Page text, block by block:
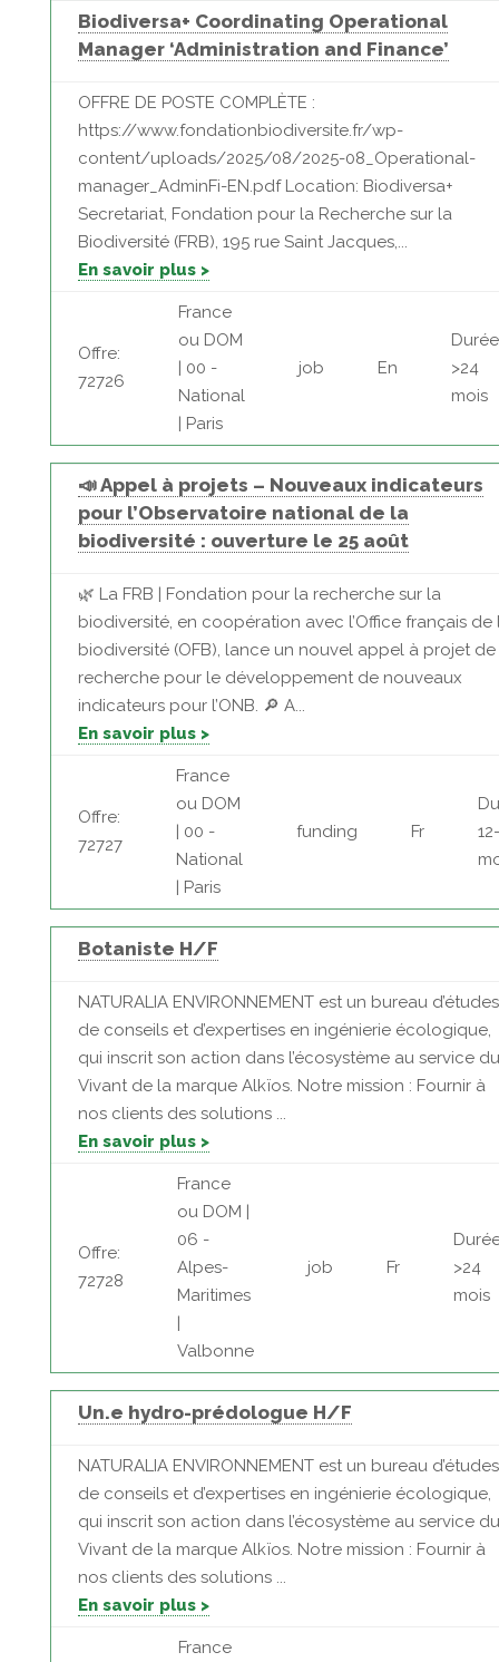
Biodiversa+ Coordinating Operational
Manager ‘Administration and Finance’
OFFRE DE POSTE COMPLÈTE :
https://www.fondationbiodiversite.fr/wp-
content/uploads/2025/08/2025-08_Operational-
manager_AdminFi-EN.pdf Location: Biodiversa+
Secretariat, Fondation pour la Recherche sur la
Biodiversité (FRB), 195 rue Saint Jacques,...
En savoir plus >
Offre:
72726
France
ou DOM
| 00 -
National
| Paris
job En
>24
mois
📣 Appel à projets – Nouveaux indicateurs
pour l’Observatoire national de la
biodiversité : ouverture le 25 août
🌿 La FRB | Fondation pour la recherche sur la
biodiversité, en coopération avec l’Office français de
biodiversité (OFB), lance un nouvel appel à projet de
recherche pour le développement de nouveaux
indicateurs pour l’ONB. 🔎 A...
En savoir plus >
Offre:
72727
France
ou DOM
| 00 -
National
| Paris
funding Fr
Botaniste H/F
NATURALIA ENVIRONNEMENT est un bureau
de conseils et d’expertises en ingénierie écologique,
qui inscrit son action dans l’écosystème au service du
Vivant de la marque Alkïos. Notre mission : Fournir à
nos clients des solutions ...
En savoir plus >
Offre:
72728
France
ou DOM |
06 -
Alpes-
Maritimes
|
Valbonne
job Fr
>24
mois
Un.e hydro-prédologue H/F
NATURALIA ENVIRONNEMENT est un bureau
de conseils et d’expertises en ingénierie écologique,
qui inscrit son action dans l’écosystème au service du
Vivant de la marque Alkïos. Notre mission : Fournir à
nos clients des solutions ...
En savoir plus >
France